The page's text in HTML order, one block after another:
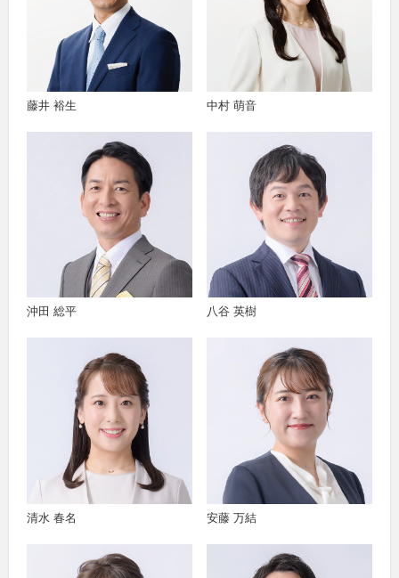
藤井 裕生 中村 萌音
沖田 総平 八谷 英樹
清水 春名 安藤 万結